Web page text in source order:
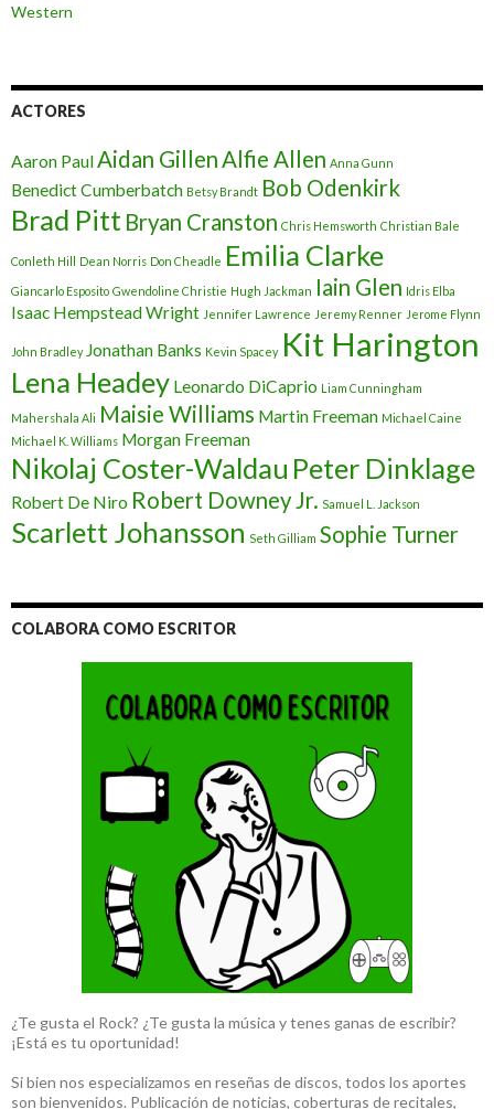
Western
ACTORES
Aaron PaulAidan GillenAlfie Allen Anna Gunn
Benedict Cumberbatch Betsy Brandt Bob Odenkirk
Brad Pitt Bryan Cranston Chris Hemsworth Christian Bale
Conleth Hill Dean Norris Don Cheadle Emilia Clarke
Giancarlo Esposito Gwendoline Christie Hugh Jackman Iain Glen Idris Elba
Isaac Hempstead Wright Jennifer Lawrence Jeremy Renner Jerome Flynn
John Bradley Jonathan Banks Kevin Spacey Kit Harington
Lena Headey Leonardo DiCaprio Liam Cunningham
Mahershala Ali Maisie Williams Martin Freeman Michael Caine
Michael K. Williams Morgan Freeman
Nikolaj Coster-Waldau Peter Dinklage
Robert De Niro Robert Downey Jr. Samuel L. Jackson
Scarlett Johansson Seth Gilliam Sophie Turner
COLABORA COMO ESCRITOR
¿Te gusta el Rock? ¿Te gusta la música y tenes ganas de escribir?
¡Está es tu oportunidad!
Si bien nos especializamos en reseñas de discos, todos los aportes
son bienvenidos. Publicación de noticias, coberturas de recitales,